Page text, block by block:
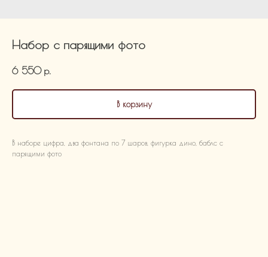
Набор с парящими фото
6 550 р.
В корзину
В наборе цифра, два фонтана по 7 шаров, фигурка дино, баблс с
парящими фото